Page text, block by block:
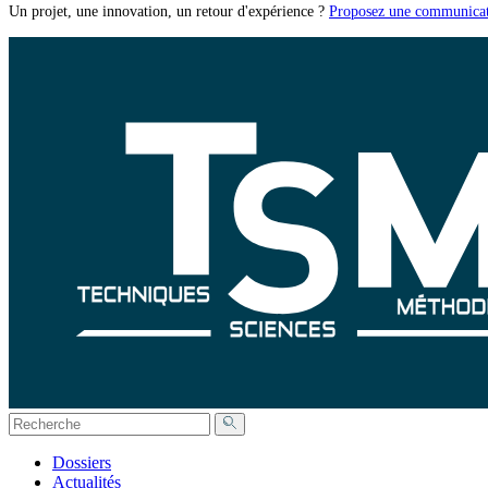
Un projet, une innovation, un retour d'expérience ? Proposez une
Dossiers
Actualités